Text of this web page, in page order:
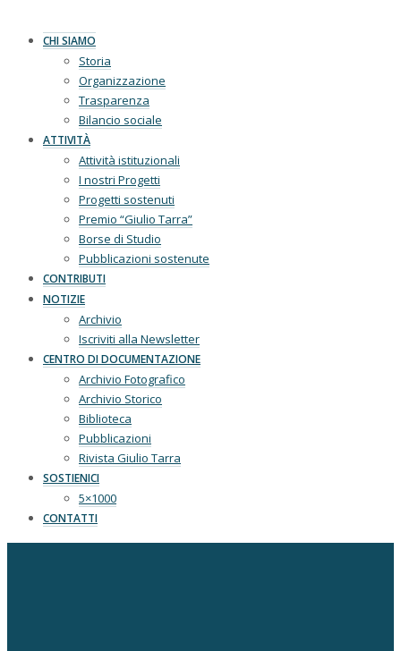
CHI SIAMO
Storia
Organizzazione
Trasparenza
Bilancio sociale
ATTIVITÀ
Attività istituzionali
I nostri Progetti
Progetti sostenuti
Premio “Giulio Tarra”
Borse di Studio
Pubblicazioni sostenute
CONTRIBUTI
NOTIZIE
Archivio
Iscriviti alla Newsletter
CENTRO DI DOCUMENTAZIONE
Archivio Fotografico
Archivio Storico
Biblioteca
Pubblicazioni
Rivista Giulio Tarra
SOSTIENICI
5×1000
CONTATTI